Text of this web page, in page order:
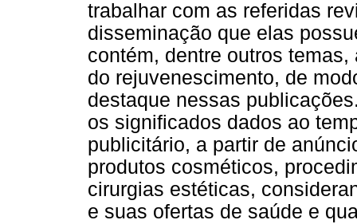
trabalhar com as referidas
disseminação que elas
contém, dentre outros
do rejuvenescimento, de
destaque nessas
os significados dados ao
publicitário, a partir de
produtos cosméticos,
cirurgias estéticas,
e suas ofertas de saúde e